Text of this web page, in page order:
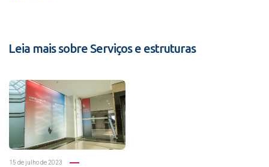
Leia mais sobre Serviços e estruturas
15 de julho de 2023